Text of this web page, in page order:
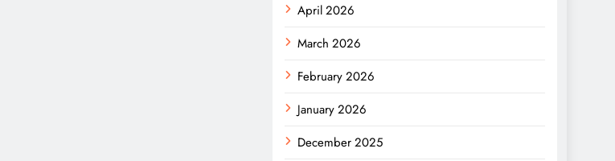
April 2026
March 2026
February 2026
January 2026
December 2025